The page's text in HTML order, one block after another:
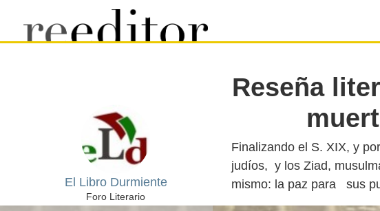
El Libro Durmiente
Foro Literario
Reseña
Finalizando el S. XIX, y
judíos, y los Ziad,